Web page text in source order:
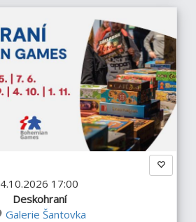
4.10.2026 17:00
Deskohraní
Galerie Šantovka